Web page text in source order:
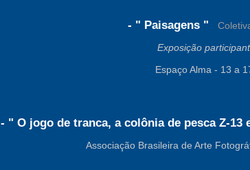
- " Paisagens "
Exposição
Espaço Alma - 13 a
- " O jogo de tranca, a colônia de pesca Z-13
Associação Brasileira de Arte